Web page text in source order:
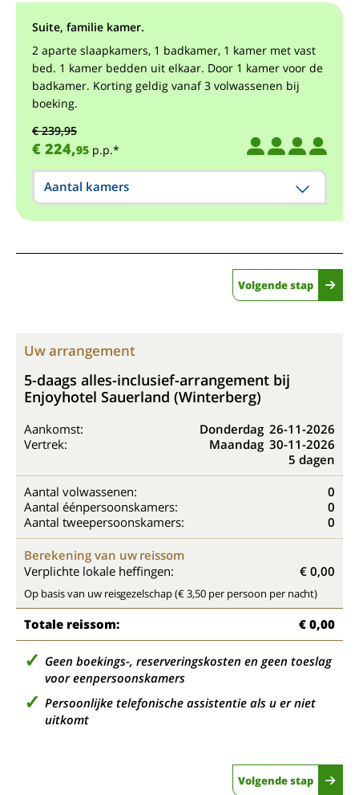
Suite, familie kamer.
2 aparte slaapkamers, 1 badkamer, 1 kamer met vast
bed. 1 kamer bedden uit elkaar. Door 1 kamer voor de
badkamer. Korting geldig vanaf 3 volwassenen bij
boeking.
€ 239,95
€ 224,95 p.p.*
Aantal kamers
Volgende stap
Uw arrangement
5-daags alles-inclusief-arrangement bij
Enjoyhotel Sauerland (Winterberg)
Aankomst: Donderdag 26-11-2026
Vertrek:
Maandag 30-11-2026
5 dagen
Aantal volwassenen:
0
Aantal éénpersoonskamers:
0
Aantal tweepersoonskamers:
0
Berekening van uw reissom
Verplichte lokale heffingen:
€ 0,00
Op basis van uw reisgezelschap (€ 3,50 per persoon per nacht)
Totale reissom: € 0,00
Geen boekings-, reserveringskosten en geen toeslag
voor eenpersoonskamers
Persoonlijke telefonische assistentie als u er niet
uitkomt
Volgende stap